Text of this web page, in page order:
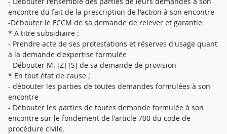
encontre du fait de la prescription de l'action à son encontre
-Débouter le FCCM de sa demande de relever et garantie
* A titre subsidiaire :
- Prendre acte de ses protestations et réserves d'usage quant
à la demande d'expertise formulée
- Débouter M. [Z] [S] de sa demande de provision
* En tout état de cause ;
- débouter les parties de toutes demandes formulées à son
encontre
- Débouter les parties de toutes demande formulée à son
encontre sur le fondement de l'article 700 du code de
procédure civile.